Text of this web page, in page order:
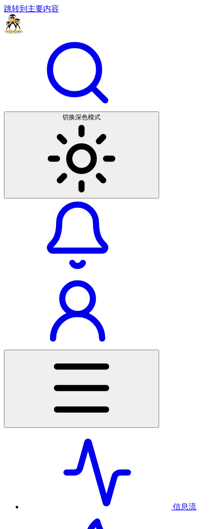
跳转到主要内容
切换深色模式
信息流